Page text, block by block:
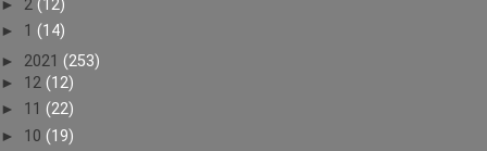
► 2 (12)
► 1 (14)
► 2021 (253)
► 12 (12)
► 11 (22)
► 10 (19)